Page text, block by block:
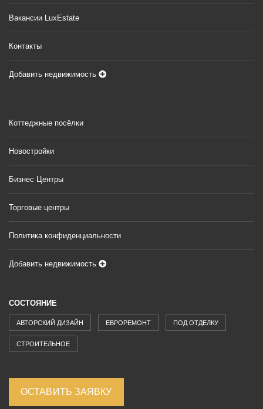
Вакансии LuxEstate
Контакты
Добавить недвижимость
Коттеджные посёлки
Новостройки
Бизнес Центры
Торговые центры
Политика конфиденциальности
Добавить недвижимость
СОСТОЯНИЕ
АВТОРСКИЙ ДИЗАЙН ЕВРОРЕМОНТ ПОД ОТДЕЛКУ
СТРОИТЕЛЬНОЕ
ОСТАВИТЬ ЗАЯВКУ